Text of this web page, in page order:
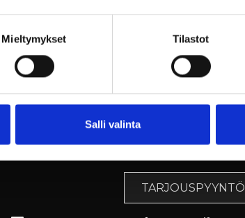
Mieltymykset Tilastot
Salli valinta
8
Kokousvaraukset
+358 9 3154 9060
TARJOUSPYYNTÖ